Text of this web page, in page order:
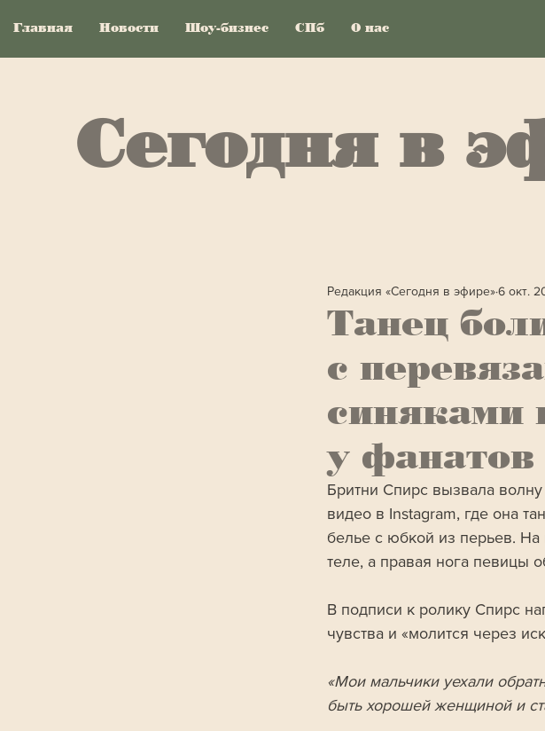
Главная Новости Шоу-бизнес СПб О нас
Сегодня в
Танец
с
синяками
у фанатов
Редакция «Сегодня в эфире»6 окт.
Бритни Спирс вызвала
видео в Instagram, где она
белье с юбкой из перьев. На
теле, а правая нога певицы
В подписи к ролику Спирс
чувства и «молится через
«Мои мальчики уехали
быть хорошей женщиной и